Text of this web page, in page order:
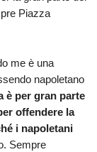
Piazza
me è una
napoletano
è per gran parte
offendere la
i napoletani
Sempre